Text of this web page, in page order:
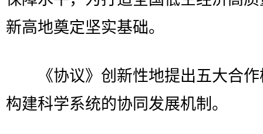
新高地奠定坚实基础。
《协议》创新性地提出五大合作
构建科学系统的协同发展机制。